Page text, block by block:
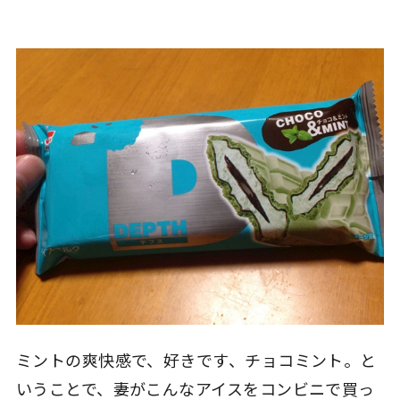
ミントの爽快感で、好きです、チョコミント。と
いうことで、妻がこんなアイスをコンビニで買っ